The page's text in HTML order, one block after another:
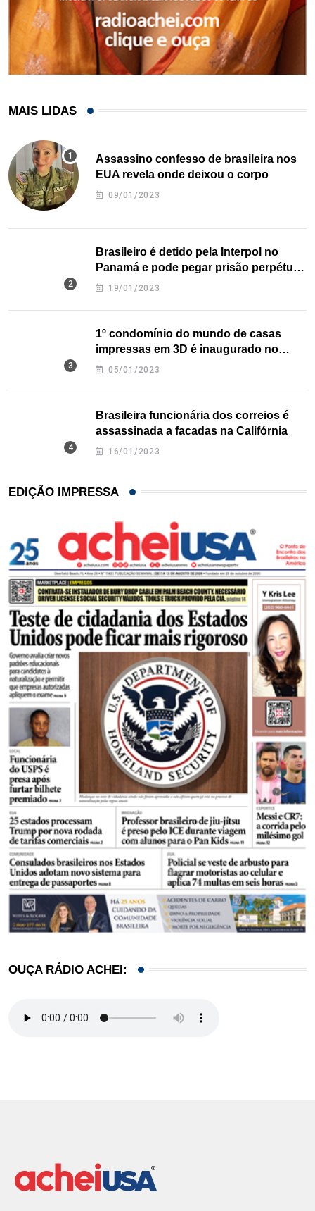
MAIS LIDAS
Assassino confesso de brasileira nos
EUA revela onde deixou o corpo
09/01/2023
Brasileiro é detido pela Interpol no
Panamá e pode pegar prisão perpétua
nos EUA
19/01/2023
1º condomínio do mundo de casas
impressas em 3D é inaugurado no
Texas
05/01/2023
Brasileira funcionária dos correios é
assassinada a facadas na Califórnia
16/01/2023
EDIÇÃO IMPRESSA
OUÇA RÁDIO ACHEI: